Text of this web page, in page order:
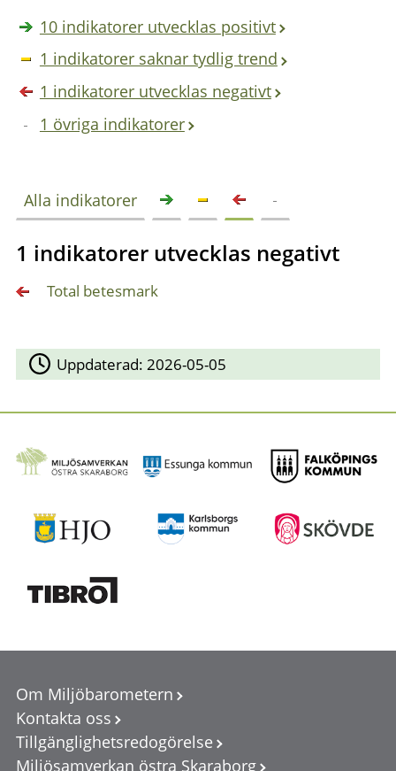
10 indikatorer utvecklas positivt
1 indikatorer saknar tydlig trend
1 indikatorer utvecklas negativt
1 övriga indikatorer
Alla indikatorer
1 indikatorer utvecklas negativt
Total betesmark
Uppdaterad:2026-05-05
Om Miljöbarometern
Kontakta oss
Tillgänglighetsredogörelse
Miljösamverkan östra Skaraborg